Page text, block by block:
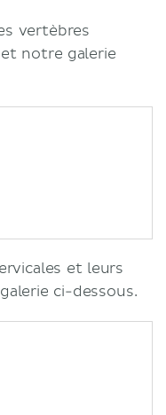
vertèbres
notre galerie
et leurs
ci-dessous.